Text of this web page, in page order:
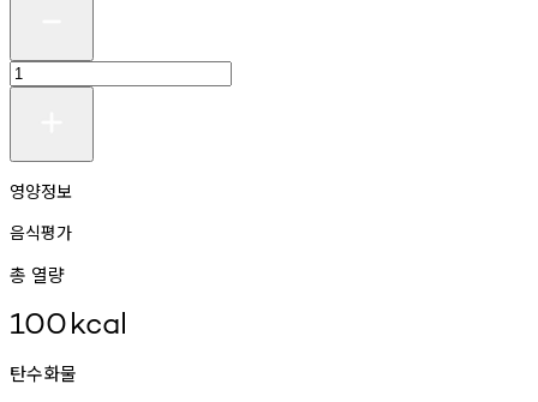
영양정보
음식평가
총 열량
100kcal
탄수화물